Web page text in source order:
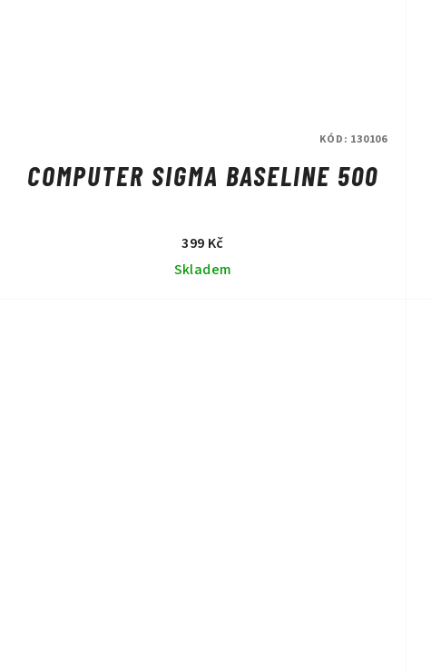
COMPUTER SIGMA BASELINE 500
399 Kč
Skladem
KÓD: 130106